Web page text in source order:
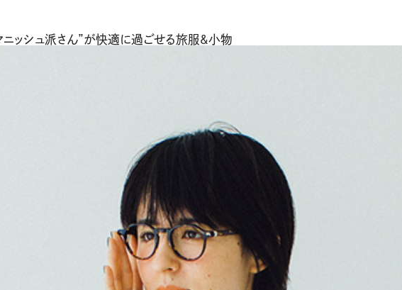
ニッシュ派さん”が快適に過ごせる旅服&小物